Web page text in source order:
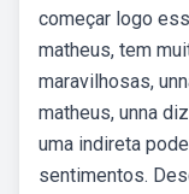
começar logo
matheus, tem
maravilhosas,
matheus, unna
uma indireta
sentimentos.